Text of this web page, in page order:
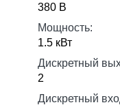
380 В
Мощность:
1.5 кВт
Дискретный
2
Дискретный